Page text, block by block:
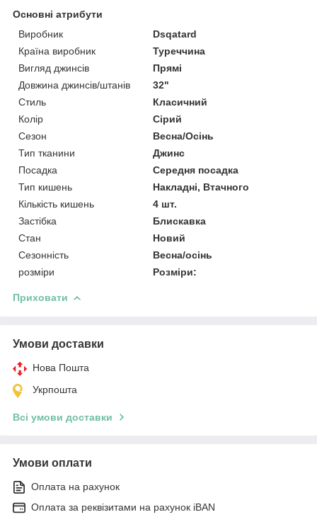
Основні атрибути
Виробник
Dsqatard
Країна виробник
Туреччина
Вигляд джинсів
Прямі
Довжина джинсів/штанів
32"
Стиль
Класичний
Колір
Сірий
Сезон
Весна/Осінь
Тип тканини
Джинс
Посадка
Середня посадка
Тип кишень
Накладні, Втачного
Кількість кишень
4 шт.
Застібка
Блискавка
Стан
Новий
Сезонність
Весна/осінь
розміри
Розміри:
Приховати
Умови доставки
Нова Пошта
Укрпошта
Всі умови доставки
Умови оплати
Оплата на рахунок
Оплата за реквізитами на рахунок iBAN